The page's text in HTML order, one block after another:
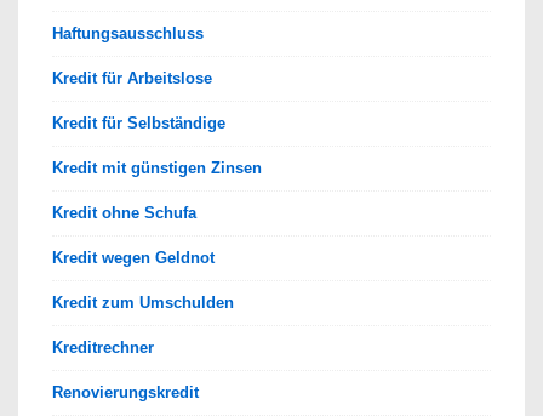
Haftungsausschluss
Kredit für Arbeitslose
Kredit für Selbständige
Kredit mit günstigen Zinsen
Kredit ohne Schufa
Kredit wegen Geldnot
Kredit zum Umschulden
Kreditrechner
Renovierungskredit